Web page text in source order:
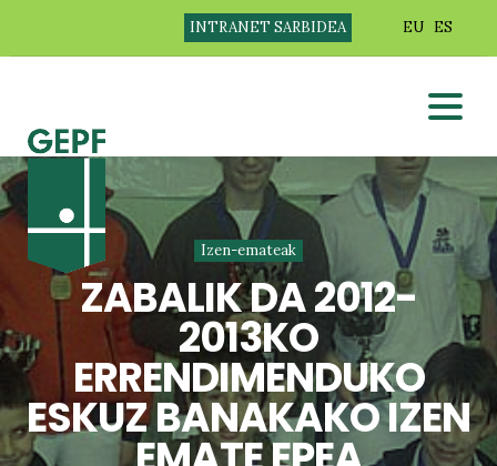
INTRANET SARBIDEA EU ES
Izen-emateak
ZABALIK DA 2012-
2013KO
ERRENDIMENDUKO
ESKUZ BANAKAKO IZEN